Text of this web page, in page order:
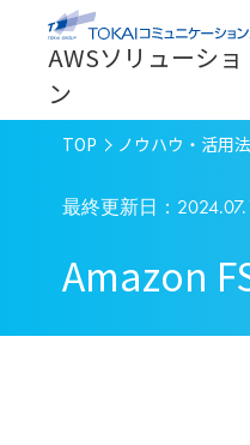
AWSソリューショ
ン
TOP ノウハウ・活用法
最終更新日：
Amazon